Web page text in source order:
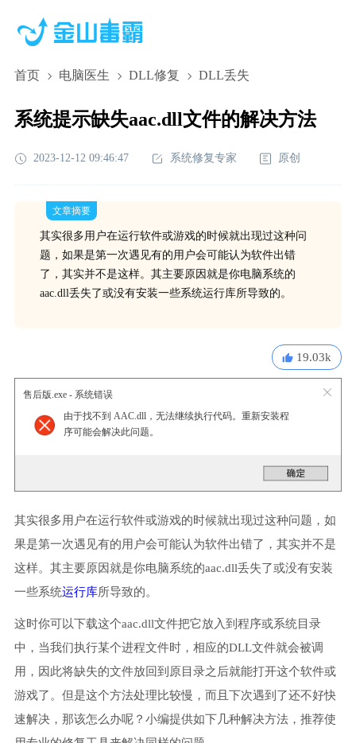
首页 电脑医生 DLL修复 DLL丢失
系统提示缺失aac.dll文件的解决方法
2023-12-12 09:46:47 系统修复专家 原创
文章摘要
其实很多用户在运行软件或游戏的时候就出现过这种问
题，如果是第一次遇见有的用户会可能认为软件出错
了，其实并不是这样。其主要原因就是你电脑系统的
aac.dll丢失了或没有安装一些系统运行库所导致的。
19.03k
售后版.exe - 系统错误
由于找不到 AAC.dll，无法继续执行代码。重新安装程
序可能会解决此问题。
其实很多用户在运行软件或游戏的时候就出现过这种问题，如
果是第一次遇见有的用户会可能认为软件出错了，其实并不是
这样。其主要原因就是你电脑系统的aac.dll丢失了或没有安装
一些系统运行库所导致的。
这时你可以下载这个aac.dll文件把它放入到程序或系统目录
中，当我们执行某个进程文件时，相应的DLL文件就会被调
用，因此将缺失的文件放回到原目录之后就能打开这个软件或
游戏了。但是这个方法处理比较慢，而且下次遇到了还不好快
速解决，那该怎么办呢？小编提供如下几种解决方法，推荐使